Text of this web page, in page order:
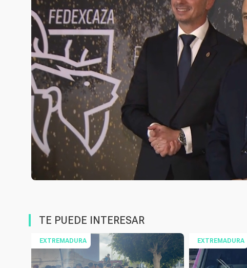
TE PUEDE INTERESAR
EXTREMADURA EXTREMADURA